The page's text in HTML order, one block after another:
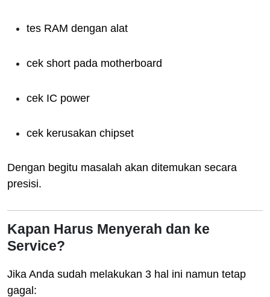
tes RAM dengan alat
cek short pada motherboard
cek IC power
cek kerusakan chipset
Dengan begitu masalah akan ditemukan secara
presisi.
Kapan Harus Menyerah dan ke
Service?
Jika Anda sudah melakukan 3 hal ini namun tetap
gagal: